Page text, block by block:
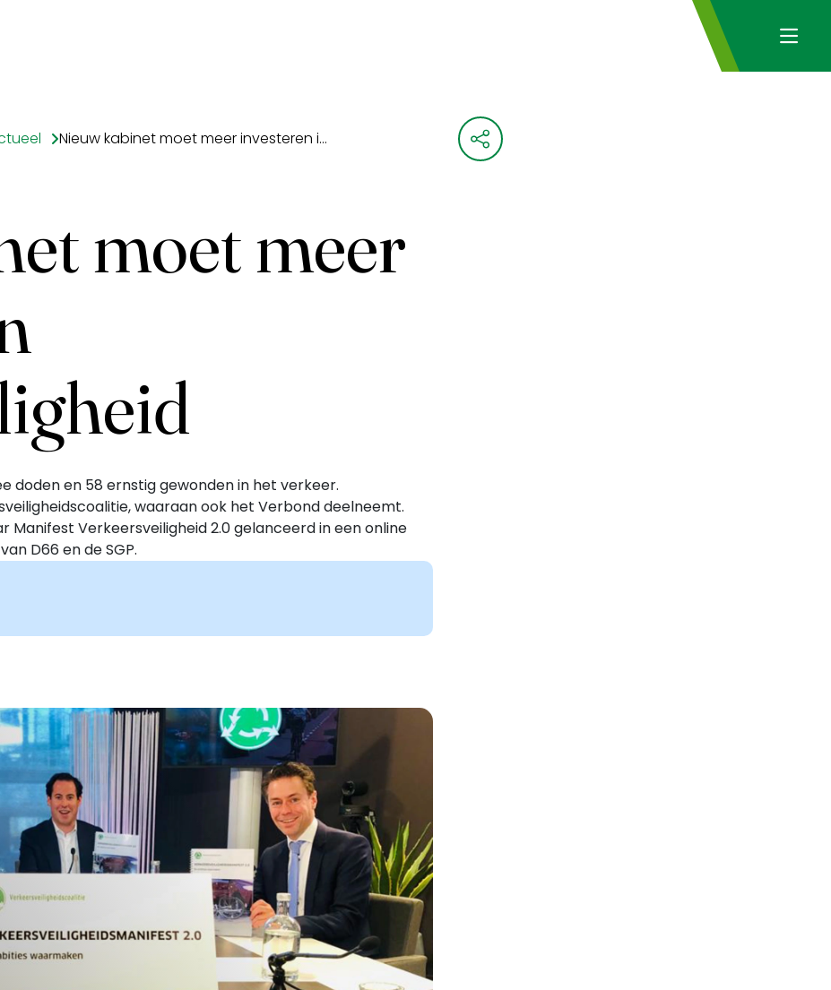
Nieuw kabinet moet meer investeren in verkeersveiligheid
moet meer
doden en 58 ernstig gewonden in het verkeer.
waaraan ook het Verbond deelneemt.
Verkeersveiligheid 2.0 gelanceerd in een online
D66 en de SGP.